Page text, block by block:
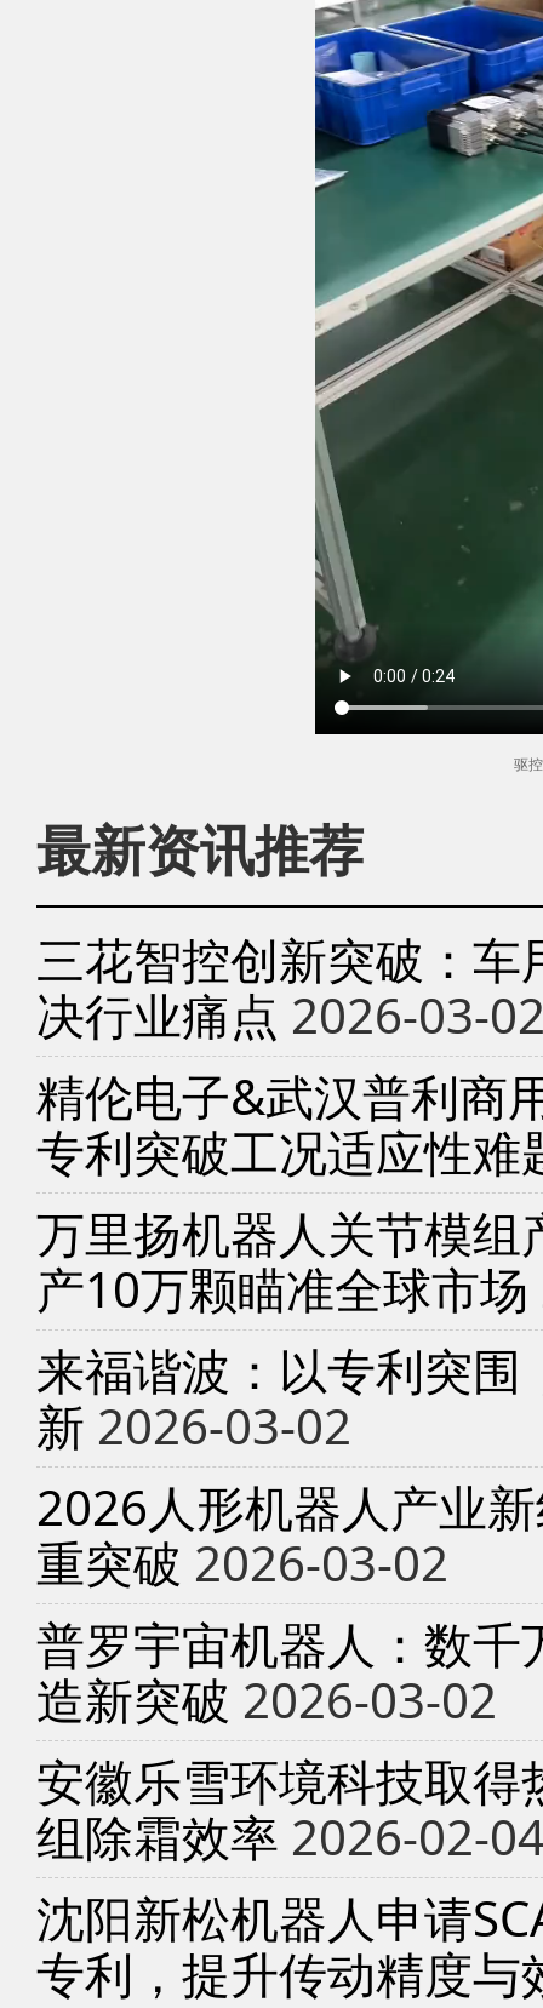
驱
最新资讯推荐
三花智控创新突破：
决行业痛点 2026-03-
精伦电子&武汉普利商
专利突破工况适应性难
万里扬机器人关节模
产10万颗瞄准全球市场
来福谐波：以专利突
新 2026-03-02
2026人形机器人产业
重突破 2026-03-02
普罗宇宙机器人：数
造新突破 2026-03-02
安徽乐雪环境科技取
组除霜效率 2026-02-
沈阳新松机器人申请
专利，提升传动精度与